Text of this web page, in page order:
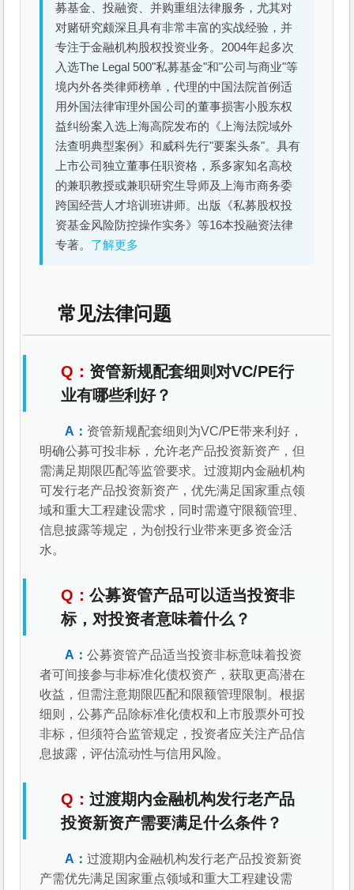
募基金、投融资、并购重组法律服务，尤其对
对赌研究颇深且具有非常丰富的实战经验，并
专注于金融机构股权投资业务。2004年起多次
入选The Legal 500"私募基金"和"公司与商业"等
境内外各类律师榜单，代理的中国法院首例适
用外国法律审理外国公司的董事损害小股东权
益纠纷案入选上海高院发布的《上海法院域外
法查明典型案例》和威科先行"要案头条"。具有
上市公司独立董事任职资格，系多家知名高校
的兼职教授或兼职研究生导师及上海市商务委
跨国经营人才培训班讲师。出版《私募股权投
资基金风险防控操作实务》等16本投融资法律
专著。 了解更多
常见法律问题
资管新规配套细则对VC/PE行
业有哪些利好？
资管新规配套细则为VC/PE带来利好，
明确公募可投非标，允许老产品投资新资产，但
需满足期限匹配等监管要求。过渡期内金融机构
可发行老产品投资新资产，优先满足国家重点领
域和重大工程建设需求，同时需遵守限额管理、
信息披露等规定，为创投行业带来更多资金活
水。
公募资管产品可以适当投资非
标，对投资者意味着什么？
公募资管产品适当投资非标意味着投资
者可间接参与非标准化债权资产，获取更高潜在
收益，但需注意期限匹配和限额管理限制。根据
细则，公募产品除标准化债权和上市股票外可投
非标，但须符合监管规定，投资者应关注产品信
息披露，评估流动性与信用风险。
过渡期内金融机构发行老产品
投资新资产需要满足什么条件？
过渡期内金融机构发行老产品投资新资
产需优先满足国家重点领域和重大工程建设需